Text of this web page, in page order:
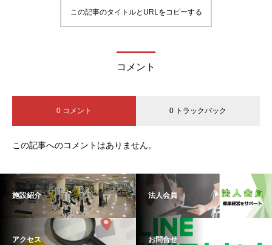
この記事のタイトルとURLをコピーする
コメント
0 コメント 0 トラックバック
この記事へのコメントはありません。
施設紹介 法人会員
アクセス お問合せ